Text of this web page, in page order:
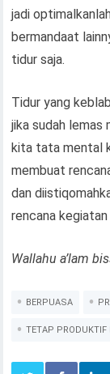
jadi
bermandaat
tidur saja.
Tidur yang
jika sudah lemas
kita tata mental
membuat
dan
rencana
Wallahu a’lam
BERPUASA
TETAP PRODUKTIF